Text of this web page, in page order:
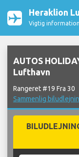
Heraklion
Vigtig
AUTOS
Lufthavn
Rangeret #19 Fra 30
Sammenlig